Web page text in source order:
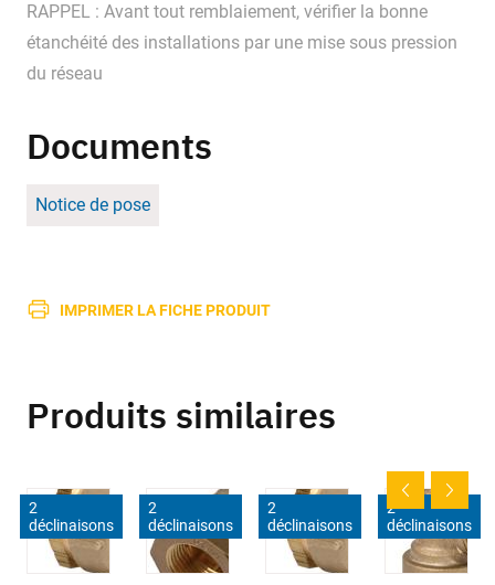
RAPPEL : Avant tout remblaiement, vérifier la bonne
étanchéité des installations par une mise sous pression
du réseau
Documents
Notice de pose
IMPRIMER LA FICHE PRODUIT
Produits similaires
2
déclinaisons
2
déclinaisons
2
déclinaisons
2
déclinaisons